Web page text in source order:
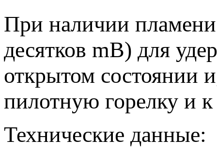
При наличии
десятков mB) для
открытом состоянии
пилотную горелку и
Технические данные: